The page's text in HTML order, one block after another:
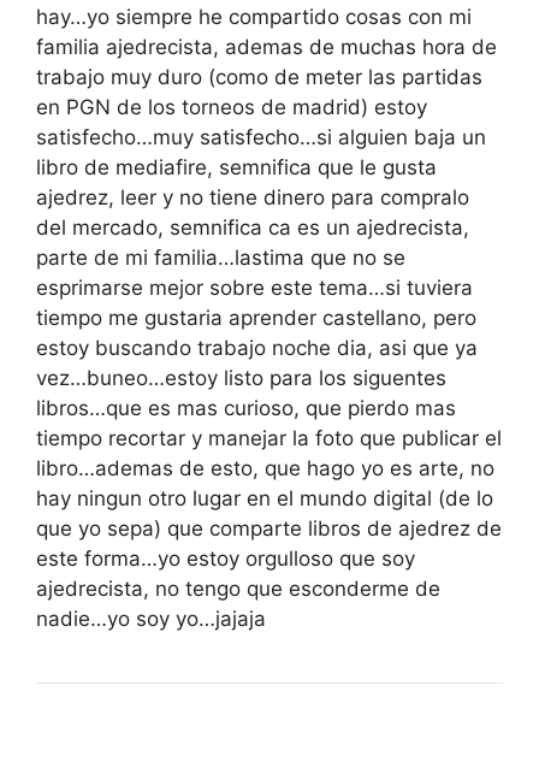
hay…yo siempre he compartido cosas con mi
familia ajedrecista, ademas de muchas hora de
trabajo muy duro (como de meter las partidas
en PGN de los torneos de madrid) estoy
satisfecho…muy satisfecho…si alguien baja un
libro de mediafire, semnifica que le gusta
ajedrez, leer y no tiene dinero para compralo
del mercado, semnifica ca es un ajedrecista,
parte de mi familia…lastima que no se
esprimarse mejor sobre este tema…si tuviera
tiempo me gustaria aprender castellano, pero
estoy buscando trabajo noche dia, asi que ya
vez…buneo…estoy listo para los siguentes
libros…que es mas curioso, que pierdo mas
tiempo recortar y manejar la foto que publicar el
libro…ademas de esto, que hago yo es arte, no
hay ningun otro lugar en el mundo digital (de lo
que yo sepa) que comparte libros de ajedrez de
este forma…yo estoy orgulloso que soy
ajedrecista, no tengo que esconderme de
nadie…yo soy yo…jajaja